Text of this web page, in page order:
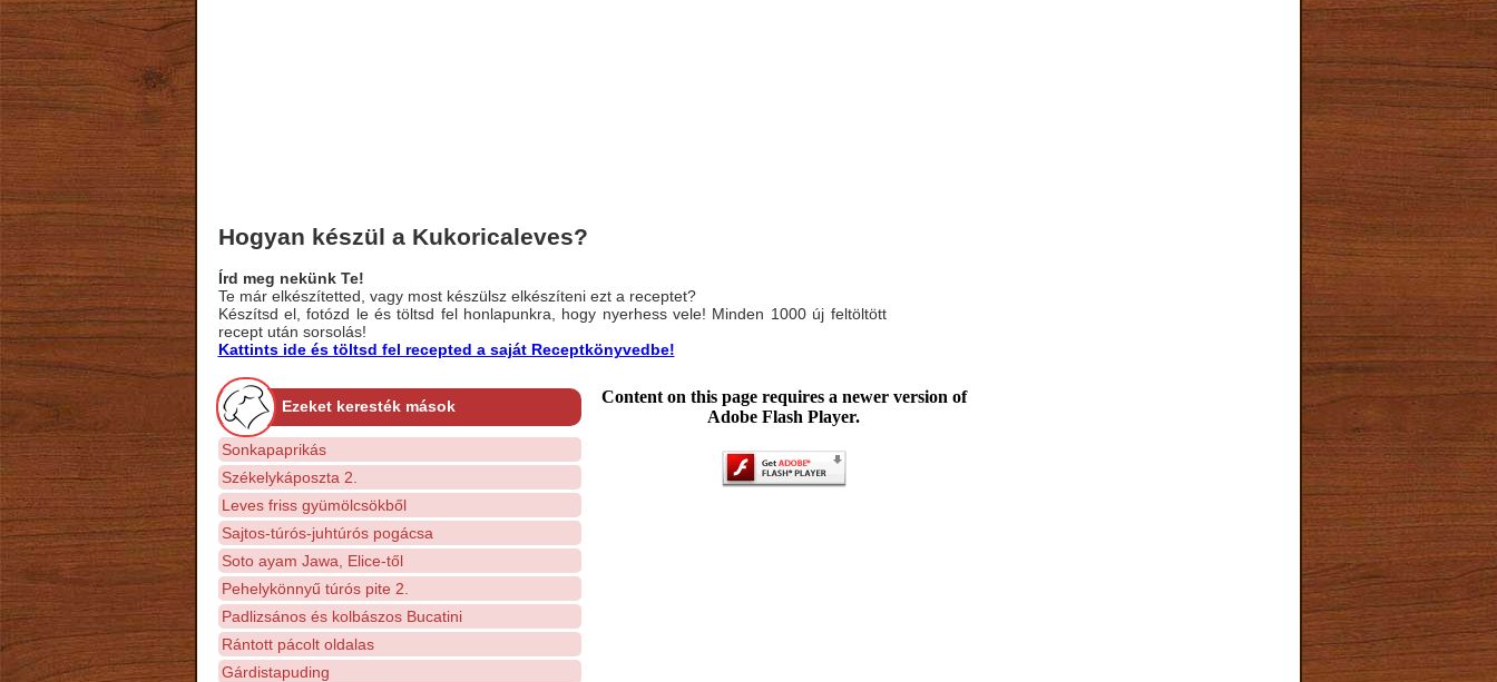
Hogyan készül a Kukoricaleves?
Írd meg nekünk Te!
Te már elkészítetted, vagy most készülsz elkészíteni ezt a receptet?
Készítsd el, fotózd le és töltsd fel honlapunkra, hogy nyerhess vele! Minden 1000 új feltöltött
recept után sorsolás!
Kattints ide és töltsd fel recepted a saját Receptkönyvedbe!
Ezeket keresték mások
Sonkapaprikás
Székelykáposzta 2.
Leves friss gyümölcsökből
Sajtos-túrós-juhtúrós pogácsa
Soto ayam Jawa, Elice-től
Pehelykönnyű túrós pite 2.
Padlizsános és kolbászos Bucatini
Rántott pácolt oldalas
Gárdistapuding
Content on this page requires a newer version of
Adobe Flash Player.